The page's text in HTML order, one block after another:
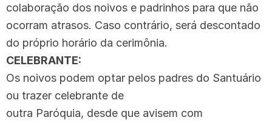
colaboração dos noivos e padrinhos para que não
ocorram atrasos. Caso contrário, será descontado
do próprio horário da cerimônia.
CELEBRANTE:
Os noivos podem optar pelos padres do Santuário
ou trazer celebrante de
outra Paróquia, desde que avisem com